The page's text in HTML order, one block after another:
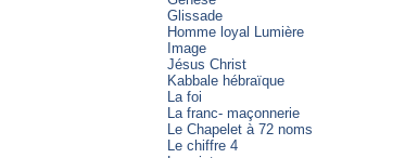
Glissade
Homme loyal Lumière
Image
Jésus Christ
Kabbale hébraïque
La foi
La franc- maçonnerie
Le Chapelet à 72 noms
Le chiffre 4